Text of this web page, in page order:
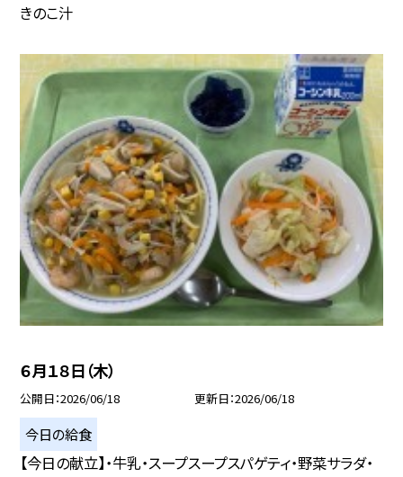
きのこ汁
６月１８日（木）
公開日 2026/06/18 更新日 2026/06/18
今日の給食
【今日の献立】・牛乳・スープスープスパゲティ・野菜サラダ・